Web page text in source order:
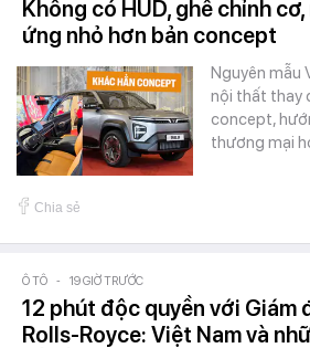
Không có HUD, ghế chỉnh
ứng nhỏ hơn bản concept
Nguyên mẫu
nội thất thay
concept,
thương mại
Chia sẻ
Ô TÔ - 19 GIỜ TRƯỚC
12 phút độc quyền với Giám
Rolls-Royce: Việt Nam và